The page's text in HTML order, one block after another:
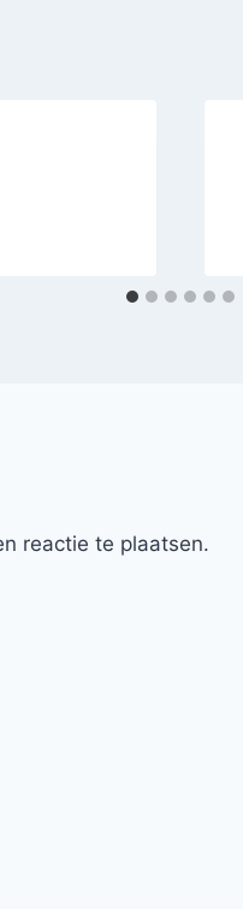
reactie te plaatsen.